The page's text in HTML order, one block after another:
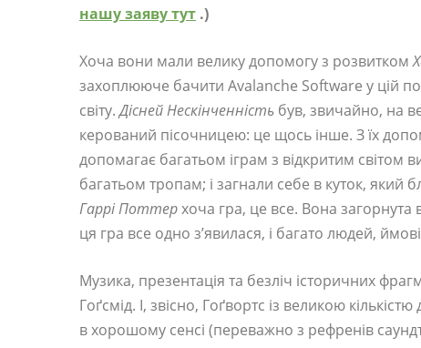
нашу заяву тут .)
Хоча вони мали велику допомогу з розвитком
захоплююче бачити Avalanche Software у цій
світу.Дісней Нескінченність був, звичайно, на
керований пісочницею: це щось інше. З їх
допомагає багатьом іграм з відкритим світом
багатьом тропам; і загнали себе в куток, який
Гаррі Поттерхоча гра, це все. Вона загорнута
ця гра все одно з’явилася, і багато людей,
Музика, презентація та безліч історичних
Гоґсмід. І, звісно, ​​Гоґвортс із великою
в хорошому сенсі (переважно з рефренів